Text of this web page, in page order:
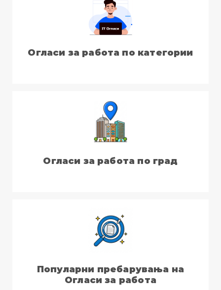
Огласи за работа по категории
Огласи за работа по град
Популарни пребарувања на
Огласи за работа